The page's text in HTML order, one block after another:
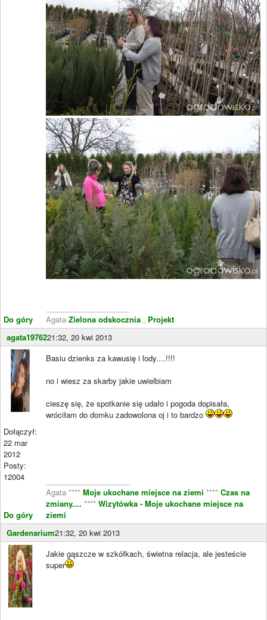
Do góry
Agata Zielona odskocznia , Projekt
agata1976221:32, 20 kwi 2013
Dołączył:
22 mar
2012
Posty:
12004
Do góry
Basiu dzienks za kawusię i lody....!!!!
no i wiesz za skarby jakie uwielbiam
cieszę się, że spotkanie się udało i pogoda dopisała,
wróciłam do domku zadowolona oj i to bardzo
Agata **** Moje ukochane miejsce na ziemi **** Czas na
zmiany.... **** Wizytówka - Moje ukochane miejsce na
ziemi
Gardenarium21:32, 20 kwi 2013
Jakie gąszcze w szkółkach, świetna relacja, ale jesteście
super